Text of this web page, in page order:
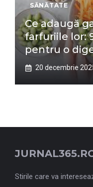
SĂNĂTATE
Ce adaugă
farfuriile lor:
pentru o
20 decembrie
Stirile care va